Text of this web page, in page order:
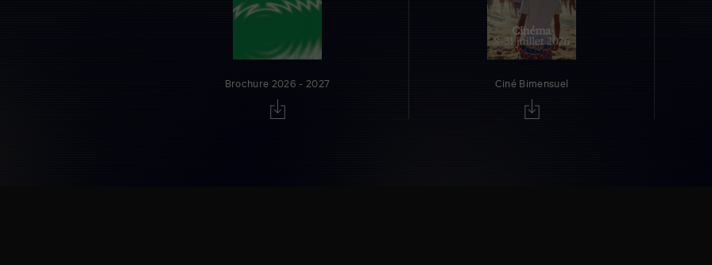
Brochure 2026 - 2027 Ciné Bimensuel